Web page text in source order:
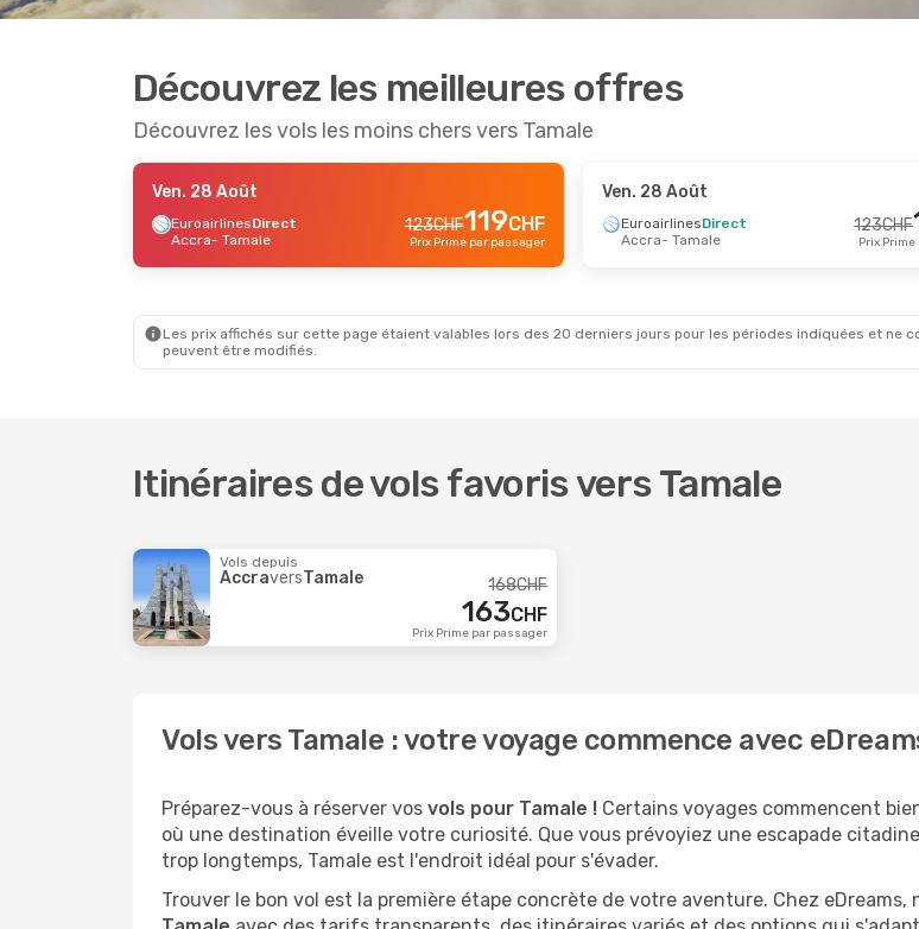
Découvrez les meilleures offres
Découvrez les vols les moins chers vers Tamale
Ven. 28 Août
EuroairlinesDirect
Accra- Tamale
123CHF119CHF
Prix Prime par passager
Ven. 28 Août
EuroairlinesDirect
Accra- Tamale
123CHF
Prix
Les prix affichés sur cette page étaient valables lors des 20 derniers jours pour les périodes indiquées et ne
peuvent être modifiés.
Itinéraires de vols favoris vers Tamale
Vols depuis
AccraversTamale 168CHF
163CHF
Prix Prime par passager
Vols vers Tamale : votre voyage commence avec
Préparez-vous à réserver vos vols pour Tamale ! Certains voyages commencent
où une destination éveille votre curiosité. Que vous prévoyiez une escapade
trop longtemps, Tamale est l'endroit idéal pour s'évader.
Trouver le bon vol est la première étape concrète de votre aventure. Chez eDreams,